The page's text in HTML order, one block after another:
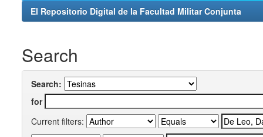
El Repositorio Digital de la Facultad Militar Conjunta
Search
Search:
for
Current filters: